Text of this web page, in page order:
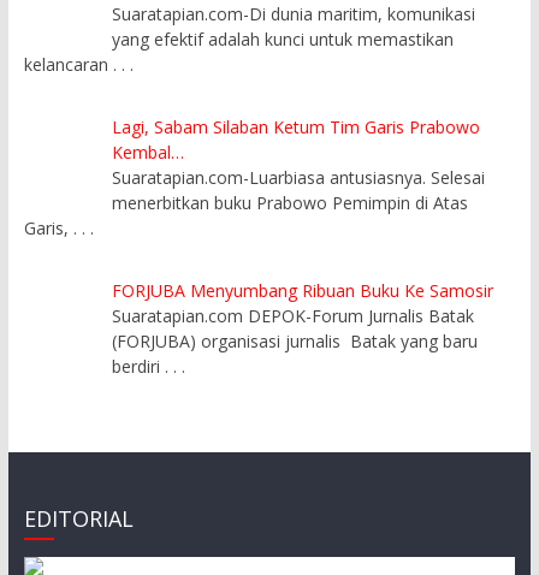
Suaratapian.com-Di dunia maritim, komunikasi
yang efektif adalah kunci untuk memastikan
kelancaran . . .
Lagi, Sabam Silaban Ketum Tim Garis Prabowo
Kembal…
Suaratapian.com-Luarbiasa antusiasnya. Selesai
menerbitkan buku Prabowo Pemimpin di Atas
Garis, . . .
FORJUBA Menyumbang Ribuan Buku Ke Samosir
Suaratapian.com DEPOK-Forum Jurnalis Batak
(FORJUBA) organisasi jurnalis Batak yang baru
berdiri . . .
EDITORIAL